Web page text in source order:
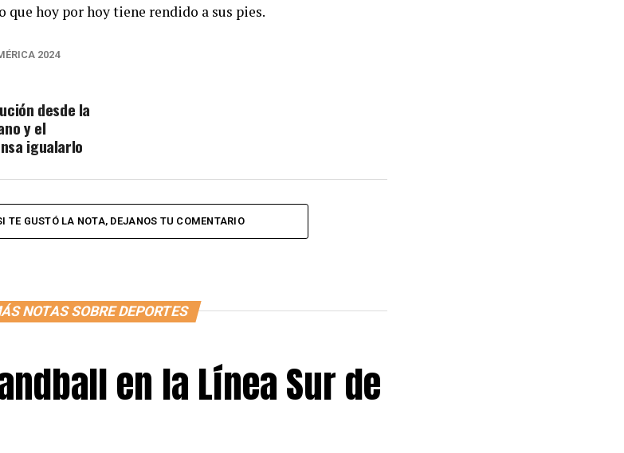
que hoy por hoy tiene rendido a sus pies.
2024
desde la
y el
igualarlo
TE GUSTÓ LA NOTA, DEJANOS TU COMENTARIO
NOTAS SOBRE DEPORTES
en la Línea Sur de